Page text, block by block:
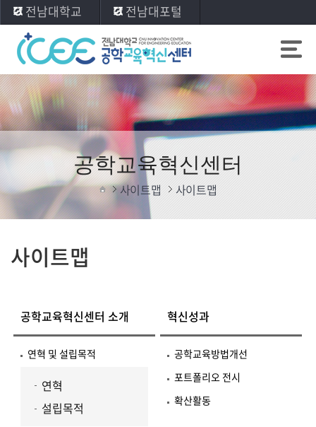
전남대학교 전남대포털
공학교육혁신센터
사이트맵 사이트맵
사이트맵
공학교육혁신센터 소개
연혁 및 설립목적
연혁
설립목적
혁신성과
공학교육방법개선
포트폴리오 전시
확산활동